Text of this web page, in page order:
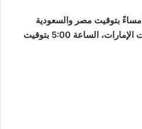
وتنطلق في تمام الساعة 7:00 مساءً بتوقيت مصر والسعودية
وفلسطين، الساعة 8:00 بتوقيت الإمارات، الساعة 5:00 بتوقيت